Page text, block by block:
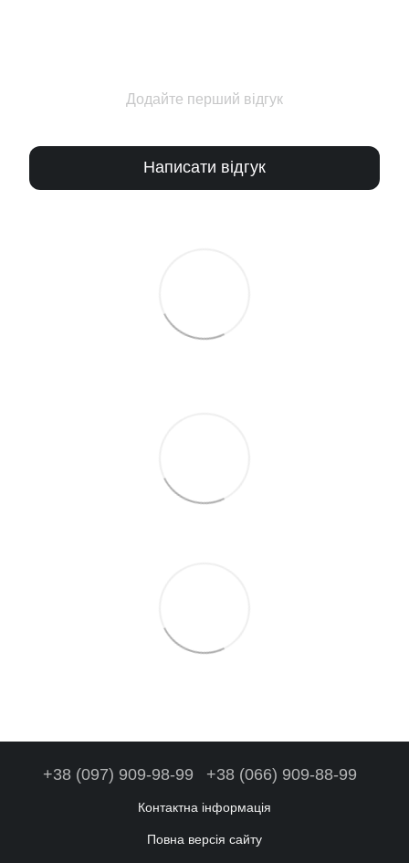
Додайте перший відгук
Написати відгук
+38 (097) 909-98-99 +38 (066) 909-88-99
Контактна інформація
Повна версія сайту